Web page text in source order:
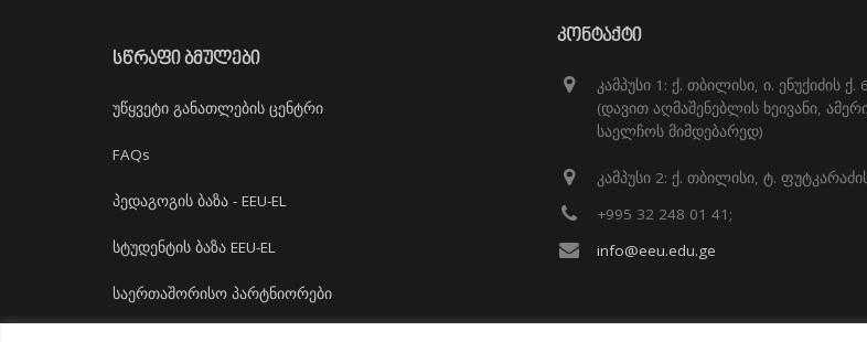
ᲡᲬᲠᲐᲤᲘ ᲑᲛᲣᲚᲔᲑᲘ
უწყვეტი განათლების ცენტრი
FAQs
პედაგოგის ბაზა - EEU-EL
სტუდენტის ბაზა EEU-EL
საერთაშორისო პარტნიორები
ᲙᲝᲜᲢᲐᲥᲢᲘ
კამპუსი 1: ქ. თბილისი, ი. ენუქიძის ქ. 6
(დავით აღმაშენებლის ხეივანი,
საელჩოს მიმდებარედ)
კამპუსი 2: ქ. თბილისი, ტ.
+995 32 248 01 41;
info@eeu.edu.ge